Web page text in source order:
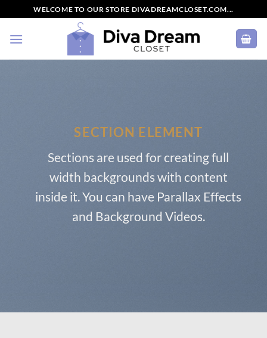
to
content
WELCOME TO OUR STORE DIVADREAMCLOSET.COM...
SECTION ELEMENT
Sections are used for creating full
width backgrounds with content
inside it. You can have Parallax Effects
and Background Videos.